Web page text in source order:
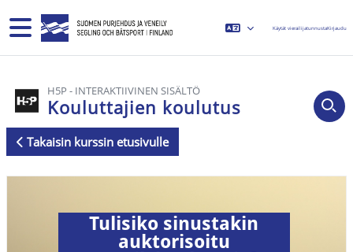
Sivupaneeli Käytät vierailijatunnustaKirjaudu
H5P - INTERAKTIIVINEN SISÄLTÖ
Kouluttajien koulutus
Takaisin kurssin etusivulle